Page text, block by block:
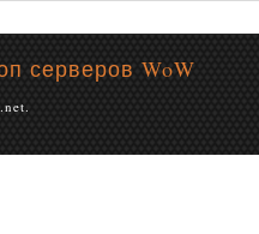
серверов WoW